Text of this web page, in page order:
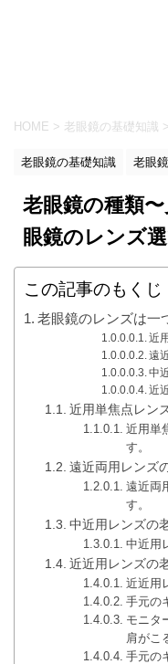
HOME > 老眼鏡の基礎知識 >
老眼鏡の基礎知識 老眼
老眼鏡の種類
眼鏡のレンズ
この記事のもくじ
老眼鏡のレンズは一
近
遠
中
近
近用単焦点レン
近用単
す。
遠近両用レンズ
遠近両
す。
中近用レンズの
中近用
近近用レンズの
近近用
手元の
モニタ
肩がこ
手元の